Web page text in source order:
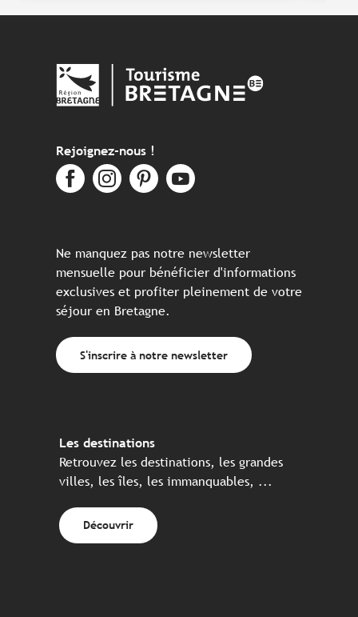
Rejoignez-nous !
Ne manquez pas notre newsletter
mensuelle pour bénéficier d'informations
exclusives et profiter pleinement de votre
séjour en Bretagne.
S'inscrire à notre newsletter
Les destinations
Retrouvez les destinations, les grandes
villes, les îles, les immanquables, ...
Découvrir